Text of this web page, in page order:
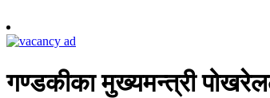
गण्डकीका मुख्यमन्त्री